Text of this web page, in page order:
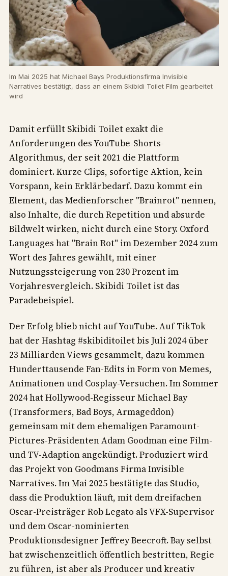
Im Mai 2025 hat Michael Bays Produktionsfirma Invisible
Narratives bestätigt, dass an einem Skibidi Toilet Film gearbeitet
wird
Damit erfüllt Skibidi Toilet exakt die
Anforderungen des YouTube-Shorts-
Algorithmus, der seit 2021 die Plattform
dominiert. Kurze Clips, sofortige Aktion, kein
Vorspann, kein Erklärbedarf. Dazu kommt ein
Element, das Medienforscher "Brainrot" nennen,
also Inhalte, die durch Repetition und absurde
Bildwelt wirken, nicht durch eine Story. Oxford
Languages hat "Brain Rot" im Dezember 2024 zum
Wort des Jahres gewählt, mit einer
Nutzungssteigerung von 230 Prozent im
Vorjahresvergleich. Skibidi Toilet ist das
Paradebeispiel.
Der Erfolg blieb nicht auf YouTube. Auf TikTok
hat der Hashtag #skibiditoilet bis Juli 2024 über
23 Milliarden Views gesammelt, dazu kommen
Hunderttausende Fan-Edits in Form von Memes,
Animationen und Cosplay-Versuchen. Im Sommer
2024 hat Hollywood-Regisseur Michael Bay
(Transformers, Bad Boys, Armageddon)
gemeinsam mit dem ehemaligen Paramount-
Pictures-Präsidenten Adam Goodman eine Film-
und TV-Adaption angekündigt. Produziert wird
das Projekt von Goodmans Firma Invisible
Narratives. Im Mai 2025 bestätigte das Studio,
dass die Produktion läuft, mit dem dreifachen
Oscar-Preisträger Rob Legato als VFX-Supervisor
und dem Oscar-nominierten
Produktionsdesigner Jeffrey Beecroft. Bay selbst
hat zwischenzeitlich öffentlich bestritten, Regie
zu führen, ist aber als Producer und kreativ